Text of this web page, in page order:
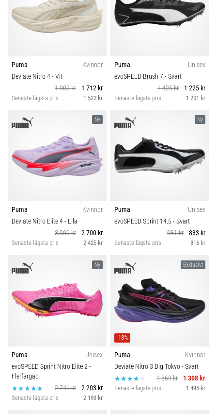
Puma
Kvinnor
Deviate Nitro 4- Vit
1 902 kr
1 712 kr
Senaste lägsta pris 1 522 kr
Puma
Unisex
evoSPEED Brush 7 - Svart
1 425 kr
1 225 kr
Senaste lägsta pris 1 201 kr
Ny
Puma
Kvinnor
Deviate Nitro Elite 4- Lila
3 000 kr
2 700 kr
Senaste lägsta pris 2 425 kr
Ny
Puma
Unisex
evoSPEED Sprint 14.5- Svart
951 kr
833 kr
Senaste lägsta pris 816 kr
Ny
Puma
Unisex
evoSPEED Sprint Nitro Elite 2-
Flerfärgad
2 741 kr
2 203 kr
Senaste lägsta pris 2 193 kr
Exklusivt
-13%
Puma
Kvinnor
Deviate Nitro 3 DigiTokyo- Svart
1 869 kr
1 308 kr
Senaste lägsta pris 1 495 kr